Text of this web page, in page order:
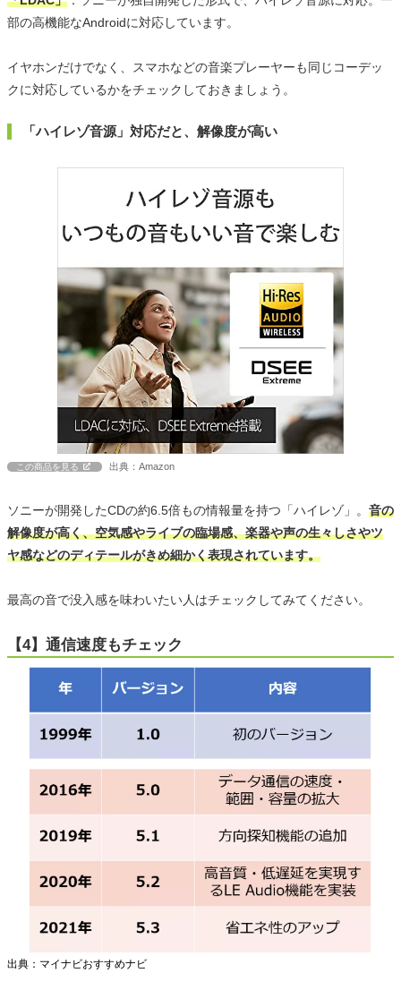
部の高機能なAndroidに対応しています。
イヤホンだけでなく、スマホなどの音楽プレーヤーも同じコーデッ
クに対応しているかをチェックしておきましょう。
「ハイレゾ音源」対応だと、解像度が高い
この商品を見る 出典：Amazon
ソニーが開発したCDの約6.5倍もの情報量を持つ「ハイレゾ」。 音の
解像度が高く、空気感やライブの臨場感、楽器や声の生々しさやツ
ヤ感などのディテールがきめ細かく表現されています。
最高の音で没入感を味わいたい人はチェックしてみてください。
【4】通信速度もチェック
出典：マイナビおすすめナビ